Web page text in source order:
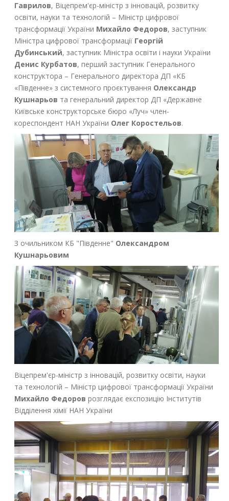
Гаврилов, Віцепрем'єр-міністр з інновацій, розвитку
освіти, науки та технологій – Міністр цифрової
трансформації України Михайло Федоров, заступник
Міністра цифрової трансформації Георгій
Дубинський, заступник Міністра освіти і науки України
Денис Курбатов, перший заступник Генерального
конструктора – Генерального директора ДП «КБ
«Південне» з системного проєктування Олександр
Кушнарьов та генеральний директор ДП «Державне
Київське конструкторське бюро «Луч» член-
кореспондент НАН України Олег Коростельов.
З очильником КБ "Південне" Олександром
Кушнарьовим
Віцепрем'єр-міністр з інновацій, розвитку освіти, науки
та технологій – Міністр цифрової трансформації України
Михайло Федоров розглядає експозицію Інститутів
Відділення хімії НАН України